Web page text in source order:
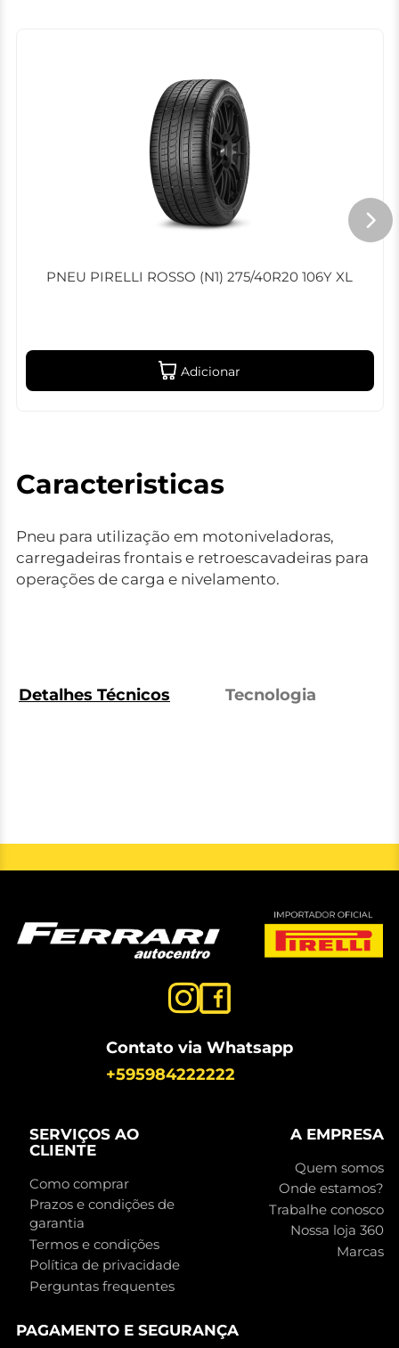
PNEU PIRELLI ROSSO (N1) 275/40R20 106Y XL
Adicionar
Caracteristicas
Pneu para utilização em motoniveladoras,
carregadeiras frontais e retroescavadeiras para
operações de carga e nivelamento.
Detalhes Técnicos Tecnologia
Contato via Whatsapp
+595984222222
SERVIÇOS AO
CLIENTE
Como comprar
Prazos e condições de
garantia
Termos e condições
Política de privacidade
Perguntas frequentes
A EMPRESA
Quem somos
Onde estamos?
Trabalhe conosco
Nossa loja 360
Marcas
PAGAMENTO E SEGURANÇA